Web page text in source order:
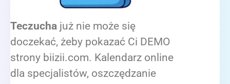
Teczucha już nie może się
doczekać, żeby pokazać Ci DEMO
strony biizii.com. Kalendarz online
dla specjalistów, oszczędzanie